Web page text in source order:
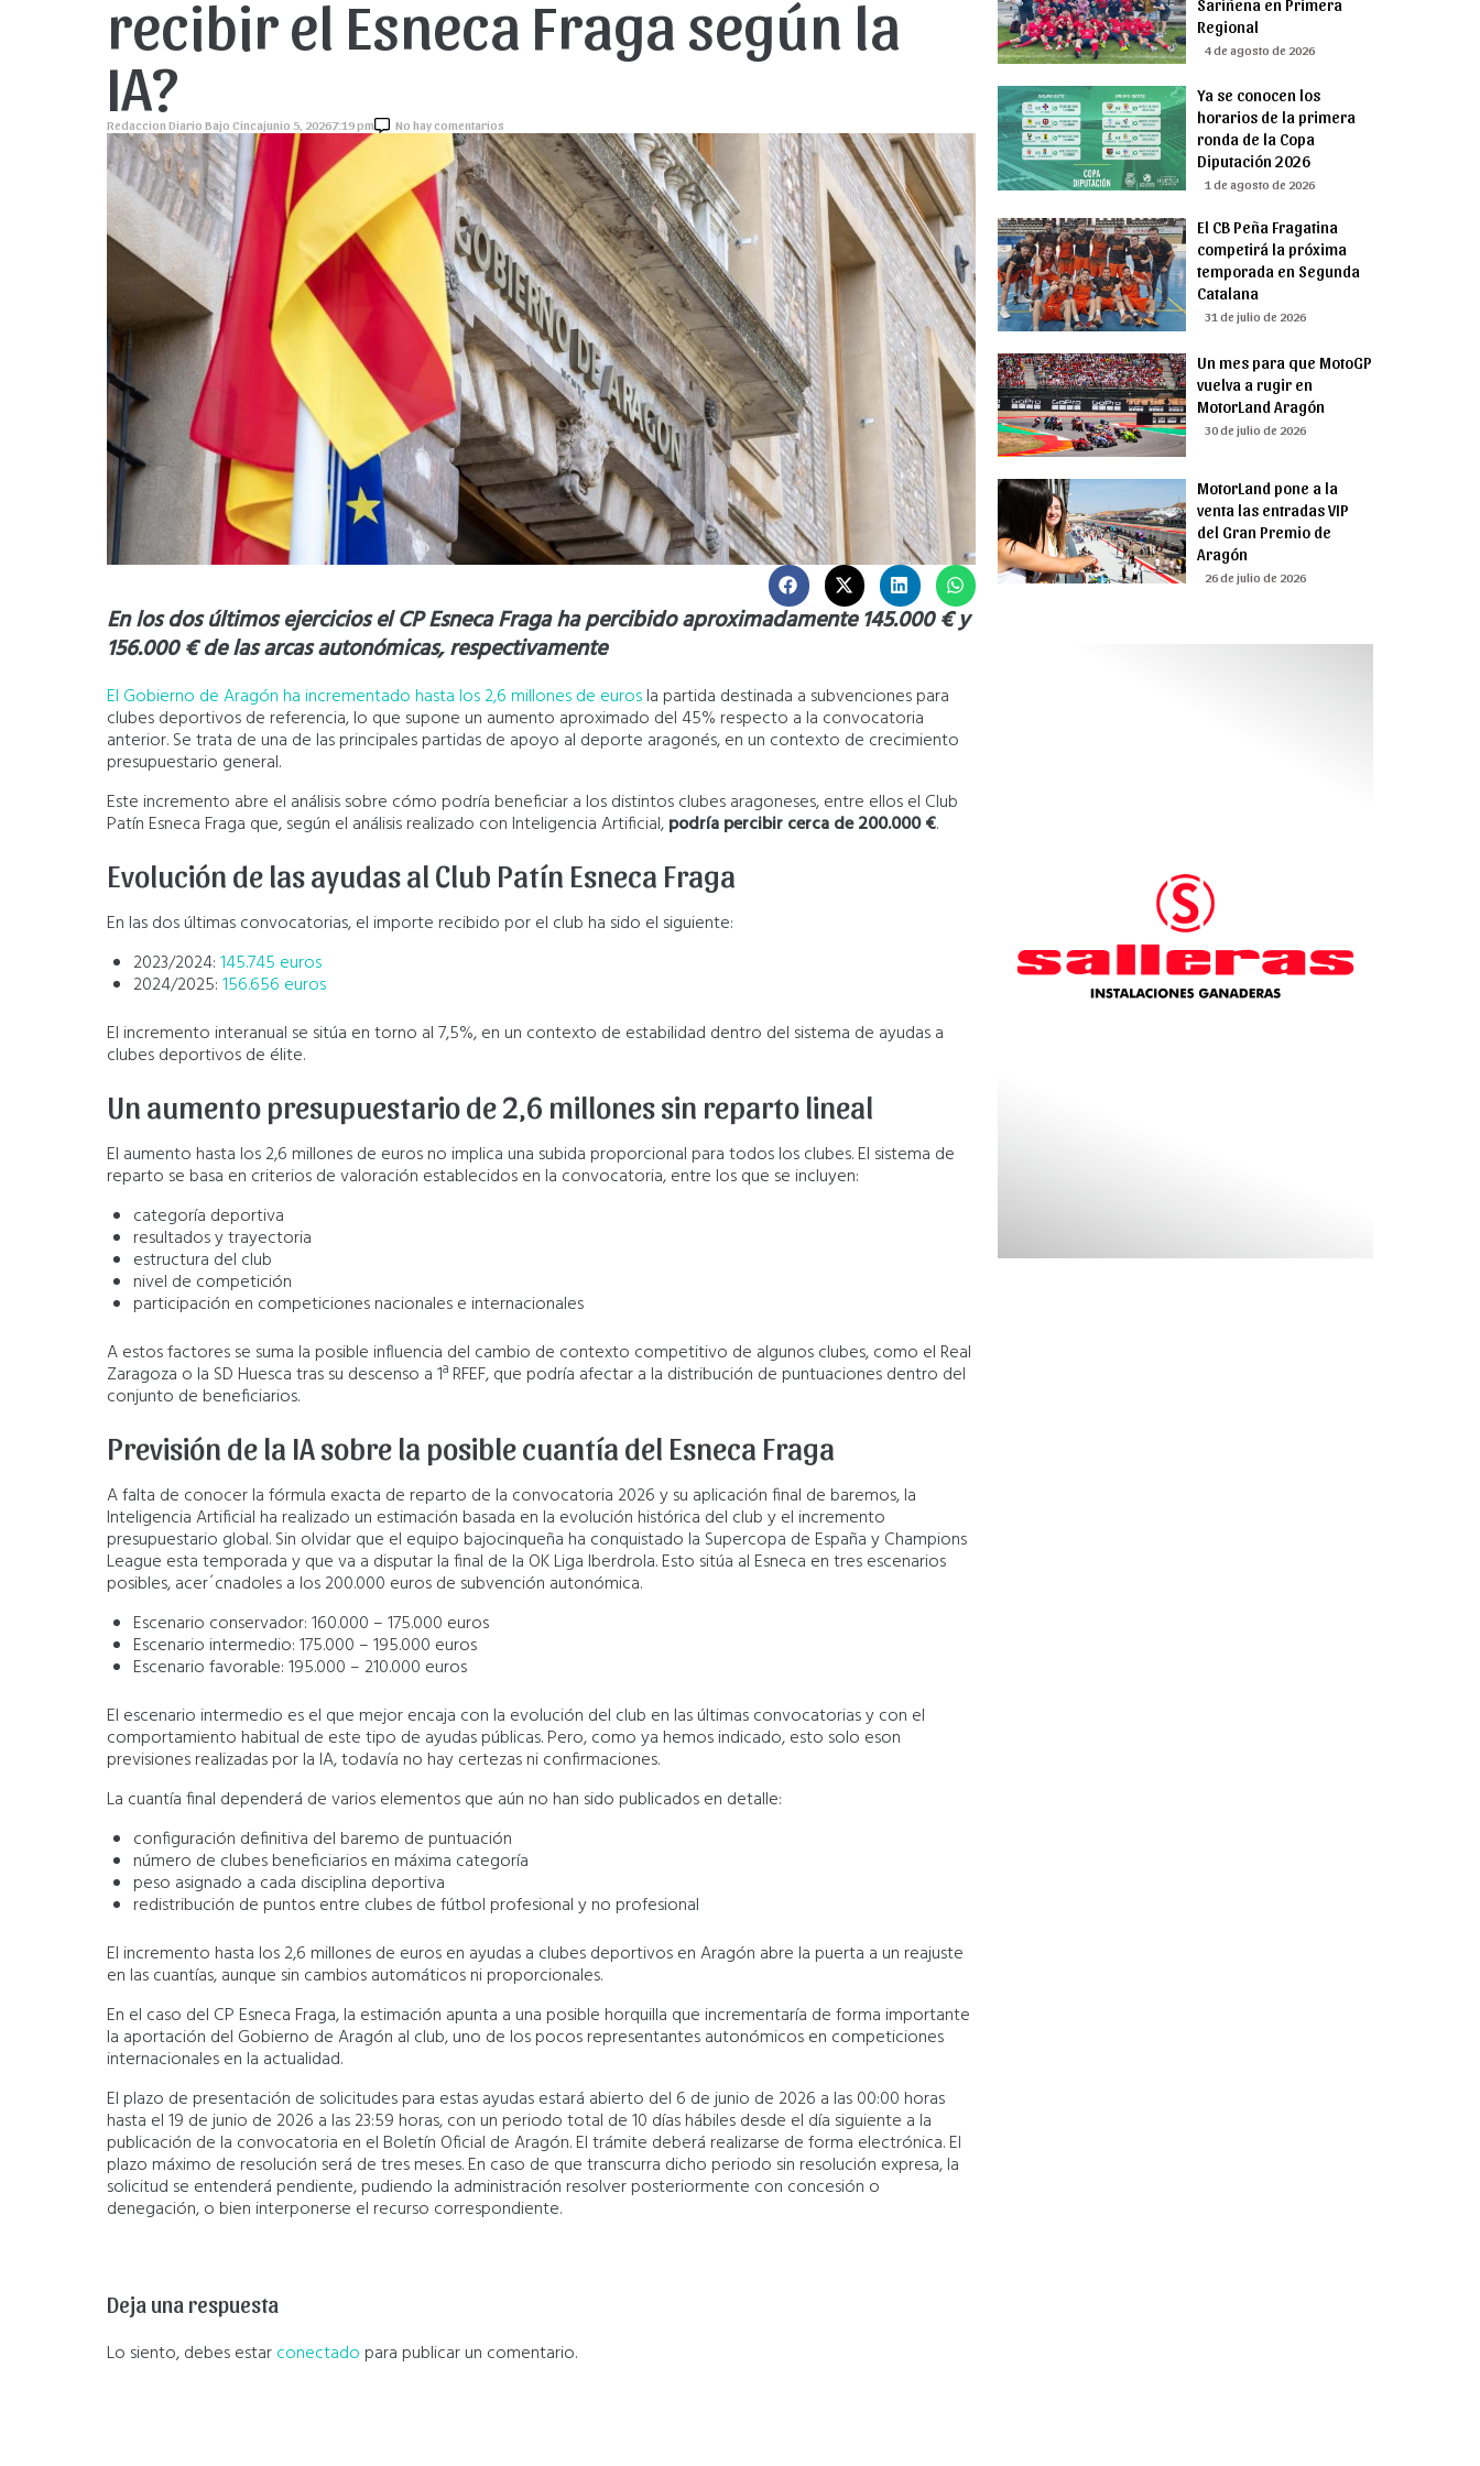
recibir el Esneca Fraga según la
IA?
Redaccion Diario Bajo Cincajunio 5, 20267:19 pm No hay comentarios
En los dos últimos ejercicios el CP Esneca Fraga ha percibido aproximadamente 145.000 € y
156.000 € de las arcas autonómicas, respectivamente
El Gobierno de Aragón ha incrementado hasta los 2,6 millones de eurosla partida destinada a subvenciones para
clubes deportivos de referencia, lo que supone un aumento aproximado del 45% respecto a la convocatoria
anterior. Se trata de una de las principales partidas de apoyo al deporte aragonés, en un contexto de crecimiento
presupuestario general.
Este incremento abre el análisis sobre cómo podría beneficiar a los distintos clubes aragoneses, entre ellos el Club
Patín Esneca Fraga que, según el análisis realizado con Inteligencia Artificial,podría percibir cerca de 200.000 €.
Evolución de las ayudas al Club Patín Esneca Fraga
En las dos últimas convocatorias, el importe recibido por el club ha sido el siguiente:
2023/2024:145.745 euros
2024/2025:156.656 euros
El incremento interanual se sitúa en torno al 7,5%, en un contexto de estabilidad dentro del sistema de ayudas a
clubes deportivos de élite.
Un aumento presupuestario de 2,6 millones sin reparto lineal
El aumento hasta los 2,6 millones de euros no implica una subida proporcional para todos los clubes. El sistema de
reparto se basa en criterios de valoración establecidos en la convocatoria, entre los que se incluyen:
categoría deportiva
resultados y trayectoria
estructura del club
nivel de competición
participación en competiciones nacionales e internacionales
A estos factores se suma la posible influencia del cambio de contexto competitivo de algunos clubes, como el Real
Zaragoza o la SD Huesca tras su descenso a 1ª RFEF, que podría afectar a la distribución de puntuaciones dentro del
conjunto de beneficiarios.
Previsión de la IA sobre la posible cuantía del Esneca Fraga
A falta de conocer la fórmula exacta de reparto de la convocatoria 2026 y su aplicación final de baremos, la
Inteligencia Artificial ha realizado un estimación basada en la evolución histórica del club y el incremento
presupuestario global. Sin olvidar que el equipo bajocinqueña ha conquistado la Supercopa de España y Champions
League esta temporada y que va a disputar la final de la OK Liga Iberdrola. Esto sitúa al Esneca en tres escenarios
posibles, acer´cnadoles a los 200.000 euros de subvención autonómica.
Escenario conservador: 160.000 – 175.000 euros
Escenario intermedio: 175.000 – 195.000 euros
Escenario favorable: 195.000 – 210.000 euros
El escenario intermedio es el que mejor encaja con la evolución del club en las últimas convocatorias y con el
comportamiento habitual de este tipo de ayudas públicas. Pero, como ya hemos indicado, esto solo eson
previsiones realizadas por la IA, todavía no hay certezas ni confirmaciones.
La cuantía final dependerá de varios elementos que aún no han sido publicados en detalle:
configuración definitiva del baremo de puntuación
número de clubes beneficiarios en máxima categoría
peso asignado a cada disciplina deportiva
redistribución de puntos entre clubes de fútbol profesional y no profesional
El incremento hasta los 2,6 millones de euros en ayudas a clubes deportivos en Aragón abre la puerta a un reajuste
en las cuantías, aunque sin cambios automáticos ni proporcionales.
En el caso del CP Esneca Fraga, la estimación apunta a una posible horquilla que incrementaría de forma importante
la aportación del Gobierno de Aragón al club, uno de los pocos representantes autonómicos en competiciones
internacionales en la actualidad.
El plazo de presentación de solicitudes para estas ayudas estará abierto del 6 de junio de 2026 a las 00:00 horas
hasta el 19 de junio de 2026 a las 23:59 horas, con un periodo total de 10 días hábiles desde el día siguiente a la
publicación de la convocatoria en el Boletín Oficial de Aragón. El trámite deberá realizarse de forma electrónica. El
plazo máximo de resolución será de tres meses. En caso de que transcurra dicho periodo sin resolución expresa, la
solicitud se entenderá pendiente, pudiendo la administración resolver posteriormente con concesión o
denegación, o bien interponerse el recurso correspondiente.
Deja una respuesta
Lo siento, debes estarconectado para publicar un comentario.
Sariñena en Primera
Regional
4 de agosto de 2026
Ya se conocen los
horarios de la primera
ronda de la Copa
Diputación 2026
1 de agosto de 2026
El CB Peña Fragatina
competirá la próxima
temporada en Segunda
Catalana
31 de julio de 2026
Un mes para que MotoGP
vuelva a rugir en
MotorLand Aragón
30 de julio de 2026
MotorLand pone a la
venta las entradas VIP
del Gran Premio de
Aragón
26 de julio de 2026